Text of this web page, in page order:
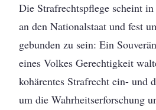
Die Strafrechtspflege scheint
an den Nationalstaat und fest
gebunden zu sein: Ein
eines Volkes Gerechtigkeit
kohärentes Strafrecht ein- und
um die Wahrheitserforschung